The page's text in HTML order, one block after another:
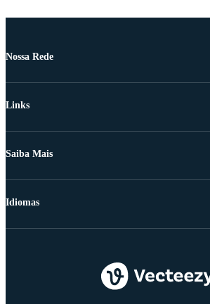
Nossa Rede
Links
Saiba Mais
Idiomas